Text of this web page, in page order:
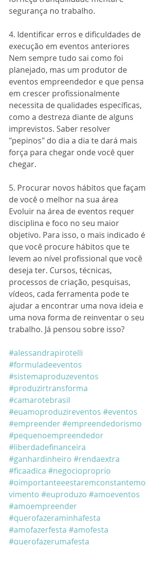
segurança no trabalho.
4. Identificar erros e dificuldades de
execução em eventos anteriores
Nem sempre tudo sai como foi
planejado, mas um produtor de
eventos empreendedor e que pensa
em crescer profissionalmente
necessita de qualidades específicas,
como a destreza diante de alguns
imprevistos. Saber resolver
"pepinos" do dia a dia te dará mais
força para chegar onde você quer
chegar.
5. Procurar novos hábitos que façam
de você o melhor na sua área
Evoluir na área de eventos requer
disciplina e foco no seu maior
objetivo. Para isso, o mais indicado é
que você procure hábitos que te
levem ao nível profissional que você
deseja ter. Cursos, técnicas,
processos de criação, pesquisas,
vídeos, cada ferramenta pode te
ajudar a encontrar uma nova ideia e
uma nova forma de reinventar o seu
trabalho. Já pensou sobre isso?
#alessandrapirotelli
#formuladeeventos
#sistemaproduzeventos
#produzirtransforma
#camarotebrasil
#euamoproduzireventos #eventos
#empreender#empreendedorismo
#pequenoempreendedor
#liberdadefinanceira
#ganhardinheiro #rendaextra
#ficaadica #negocioproprio
#oimportanteeestaremconstantemo
vimento #euproduzo #amoeventos
#amoempreender
#querofazeraminhafesta
#amofazerfesta #amofesta
#querofazerumafesta